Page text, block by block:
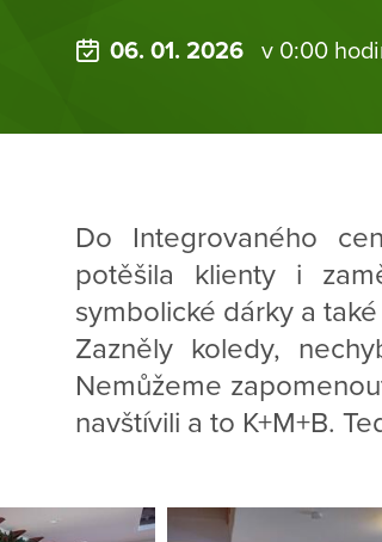
06. 01. 2026 v 0:00
Do Integrovaného
potěšila klienty i
symbolické dárky a
Zazněly koledy,
Nemůžeme
navštívili a to K+M+B.